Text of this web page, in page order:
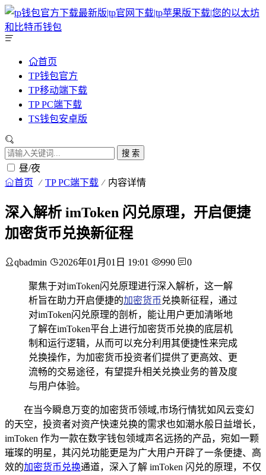
首页
TP钱包官方
TP移动端下载
TP PC端下载
TS钱包安卓版
搜 索
昼/夜
首页 TP PC端下载 内容详情
深入解析 imToken 闪兑原理，开启便捷
加密货币兑换新征程
qbadmin 2026年01月01日 19:01 990 0
聚焦于对imToken闪兑原理进行深入解析，这一解
析旨在助力开启便捷的加密货币 兑换新征程，通过
对imToken闪兑原理的剖析，能让用户更加清晰地
了解在imToken平台上进行加密货币兑换的底层机
制和运行逻辑，从而可以充分利用其便捷性来完成
兑换操作，为加密货币投资者们提供了更高效、更
流畅的交易途径，有望提升相关兑换业务的普及度
与用户体验。
在当今瞬息万变的加密货币领域,市场行情犹如风云变幻
的天空，投资者对资产快速兑换的需求也如潮水般日益增长，
imToken 作为一款在数字钱包领域声名远扬的产品，宛如一颗
璀璨的明星，其闪兑功能更是为广大用户开辟了一条便捷、高
效的加密货币兑换通道，深入了解 imToken 闪兑的原理，不仅